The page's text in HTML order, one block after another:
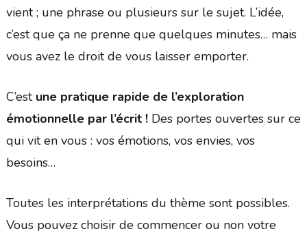
vient ; une phrase ou plusieurs sur le sujet. L’idée,
c’est que ça ne prenne que quelques minutes… mais
vous avez le droit de vous laisser emporter.
C’est une pratique rapide de l’exploration
émotionnelle par l’écrit ! Des portes ouvertes sur ce
qui vit en vous : vos émotions, vos envies, vos
besoins…
Toutes les interprétations du thème sont possibles.
Vous pouvez choisir de commencer ou non votre